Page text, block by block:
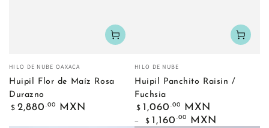
Fournisseur:
HILO DE NUBE OAXACA
Huipil Flor de Maíz Rosa
Durazno
Prix
$ 2,880 .00 MXN
Fournisseur:
HILO DE NUBE
Huipil Panchito Raisin /
Fuchsia
Prix
normal
$ 1,060 .00 MXN
$ 1,160 .00 MXN